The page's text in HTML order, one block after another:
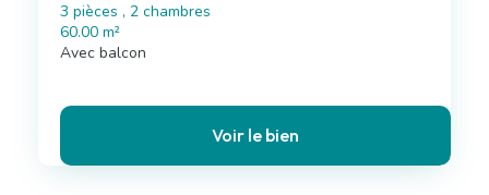
3 pièces , 2 chambres
60.00 m²
Avec balcon
Voir le bien